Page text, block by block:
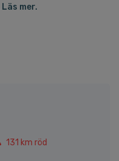
Läs mer.
131 km röd